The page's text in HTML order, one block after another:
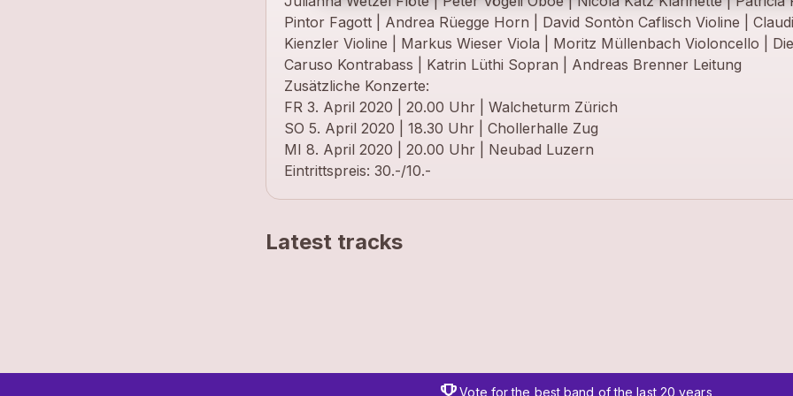
Pintor Fagott | Andrea Rüegge Horn | David Sontòn Caflisch Violine |
Kienzler Violine | Markus Wieser Viola | Moritz Müllenbach Violoncello |
Caruso Kontrabass | Katrin Lüthi Sopran | Andreas Brenner Leitung
Zusätzliche Konzerte:
FR 3. April 2020 | 20.00 Uhr | Walcheturm Zürich
SO 5. April 2020 | 18.30 Uhr | Chollerhalle Zug
MI 8. April 2020 | 20.00 Uhr | Neubad Luzern
Eintrittspreis: 30.-/10.-
Latest tracks
Vote for the best band of the last 20 years